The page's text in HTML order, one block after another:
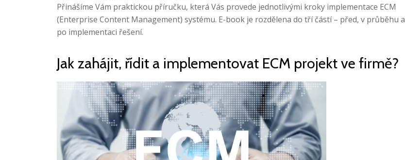
Přinášíme Vám praktickou příručku, která Vás provede jednotlivými kroky implementace ECM
(Enterprise Content Management) systému. E-book je rozdělena do tří částí – před, v průběhu a
po implementaci řešení.
Jak zahájit, řídit a implementovat ECM projekt ve firmě?